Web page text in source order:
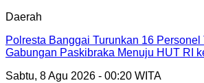
Daerah
Polresta Banggai Turunkan 16 Personel
Gabungan Paskibraka Menuju HUT RI
Sabtu, 8 Agu 2026 - 00:20 WITA